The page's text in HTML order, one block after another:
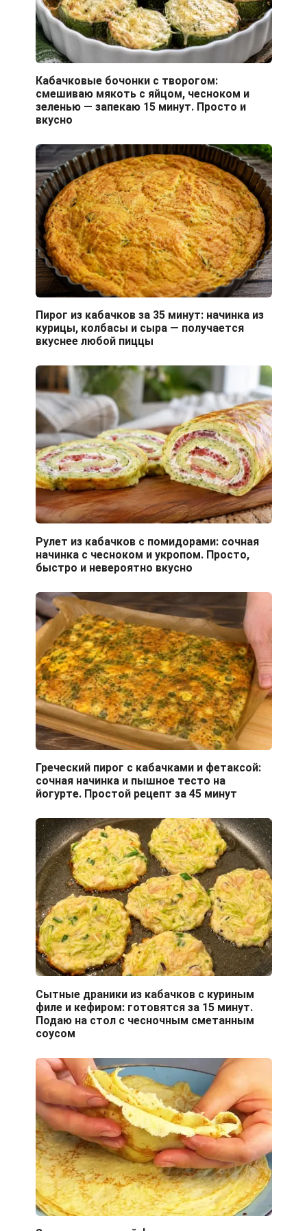
Кабачковые бочонки с творогом:
смешиваю мякоть с яйцом, чесноком и
зеленью — запекаю 15 минут. Просто и
вкусно
Пирог из кабачков за 35 минут: начинка из
курицы, колбасы и сыра — получается
вкуснее любой пиццы
Рулет из кабачков с помидорами: сочная
начинка с чесноком и укропом. Просто,
быстро и невероятно вкусно
Греческий пирог с кабачками и фетаксой:
сочная начинка и пышное тесто на
йогурте. Простой рецепт за 45 минут
Сытные драники из кабачков с куриным
филе и кефиром: готовятся за 15 минут.
Подаю на стол с чесночным сметанным
соусом